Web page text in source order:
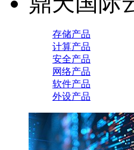
存储产品
计算产品
安全产品
网络产品
软件产品
外设产品